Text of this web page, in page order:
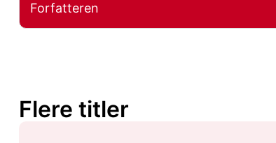
Forfatteren
Flere titler